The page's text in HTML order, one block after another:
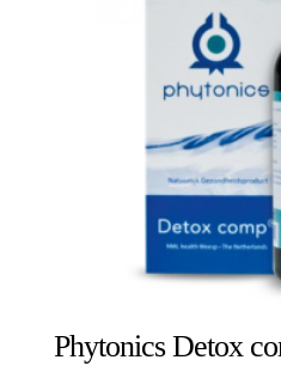
Phytonics Detox